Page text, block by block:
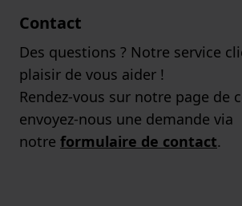
Contact
Des questions ? Notre service
plaisir de vous aider !
Rendez-vous sur notre page de
envoyez-nous une demande via
notre formulaire de contact.